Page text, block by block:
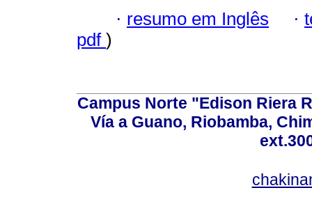
· resumo em Inglês ·
pdf )
Campus Norte "Edison Riera
Vía a Guano, Riobamba,